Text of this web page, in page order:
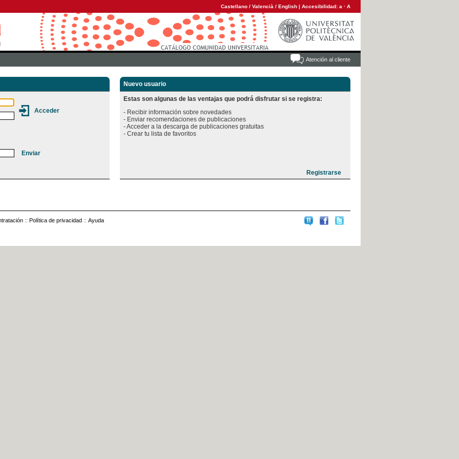
Castellano / Valencià / English | Accesibilidad: a · A
Atención al cliente
Nuevo usuario
Estas son algunas de las ventajas que podrá disfrutar si se registra:
- Recibir información sobre novedades
- Enviar recomendaciones de publicaciones
- Acceder a la descarga de publicaciones gratuitas
:: Política de privacidad :: Ayuda